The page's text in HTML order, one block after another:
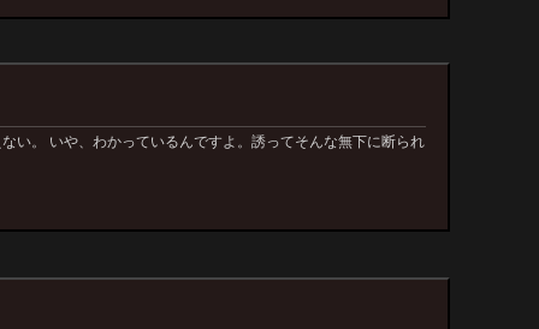
い。 いや、わかっているんですよ。誘ってそんな無下に断られ